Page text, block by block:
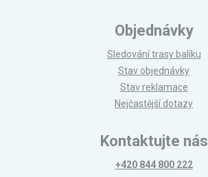
Objednávky
Sledování trasy balíku
Stav objednávky
Stav reklamace
Nejčastější dotazy
Kontaktujte nás
+420 844 800 222